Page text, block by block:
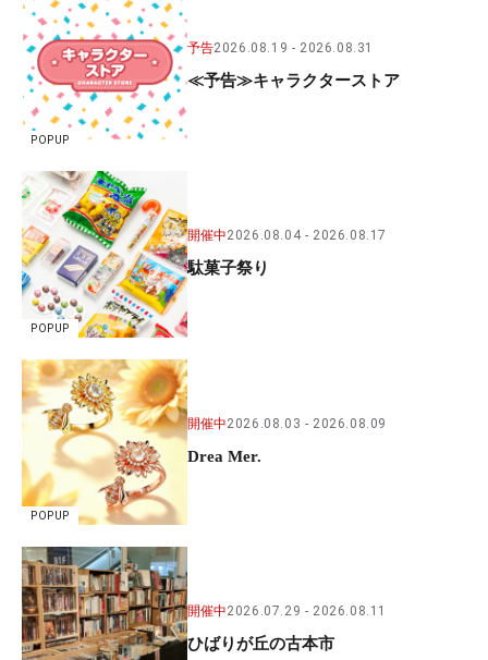
POPUP
予告2026.08.19 2026.08.31
≪予告≫キャラクターストア
POPUP
開催中2026.08.04 2026.08.17
駄菓子祭り
POPUP
開催中2026.08.03 2026.08.09
Drea Mer.
開催中2026.07.29 2026.08.11
ひばりが丘の古本市